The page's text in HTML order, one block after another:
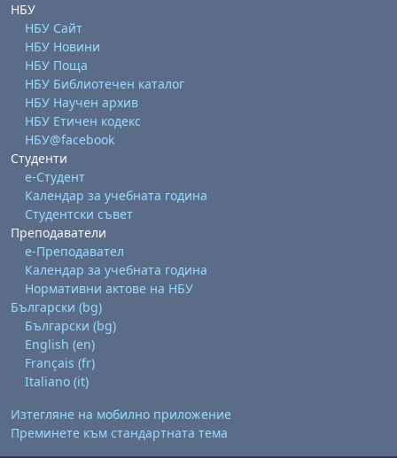
НБУ
НБУ Сайт
НБУ Новини
НБУ Поща
НБУ Библиотечен каталог
НБУ Научен архив
НБУ Етичен кодекс
НБУ@facebook
Студенти
е-Студент
Календар за учебната година
Студентски съвет
Преподаватели
е-Преподавател
Календар за учебната година
Нормативни актове на НБУ
Български ‎(bg)‎
Български ‎(bg)‎
English ‎(en)‎
Français ‎(fr)‎
Italiano ‎(it)‎
Изтегляне на мобилно приложение
Преминете към стандартната тема